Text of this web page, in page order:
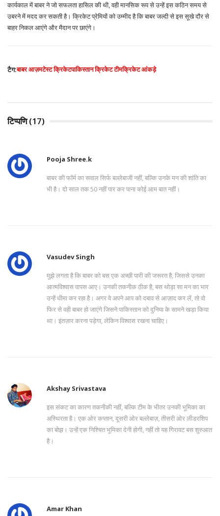
कार्यकाल में बाबर ने जो सफलता हासिल की थी, वही मानसिक रूप से उन्हें इस कठिन समय से
उबरने में मदद कर सकती है। क्रिकेट प्रेमियों को उम्मीद है कि बाबर जल्दी से इस सूखे दौर से
बाहर निकल आएंगे और मैदान पर छाएंगे।
टैग:बाबर आज़मटेस्ट क्रिकेटपाकिस्तान क्रिकेट टीमक्रिकेट आंकड़े
टिप्पणि (17)
Pooja Shree.k
बाबर की फॉर्म का सवाल सिर्फ बल्लेबाजी नहीं, बल्कि उनके मन की शांति का
भी है। दो साल तक 50 नहीं पार कर पाना कोई आम बात नहीं।
Vasudev Singh
मुझे लगता है कि बाबर को बस एक अच्छी पारी की जरूरत है, जिससे उनका
आत्मविश्वास वापस आए। उनकी तकनीक ठीक है, बस थोड़ा सा मन का भार
उन्हें धीमा कर रहा है। अगर वे अपने आप को दबाव से आज़ाद कर लें, तो वो
फिर से वही बाबर हो जाएंगे जिसने पाकिस्तान को दुनिया के सामने खड़ा किया
था। इंतज़ार करना पड़ेगा, लेकिन विश्वास रखना चाहिए।
Akshay Srivastava
इस संकट का कारण तकनीकी नहीं, बल्कि टीम के भीतर उनकी भूमिका का
अस्थिरता है। एक ओर कप्तान, दूसरी ओर बल्लेबाज़, तीसरी ओर लीडरशिप
का बोझ। उन्हें एक निश्चित भूमिका देनी होगी, नहीं तो यह गिरावट बस शुरुआत
है।
Amar Khan